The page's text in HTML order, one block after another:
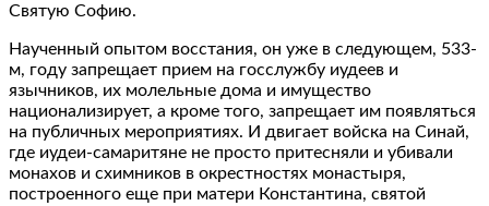
Святую Софию.
Наученный опытом восстания, он уже в следующем, 533-
м, году запрещает прием на госслужбу иудеев и
язычников, их молельные дома и имущество
национализирует, а кроме того, запрещает им появляться
на публичных мероприятиях. И двигает войска на Синай,
где иудеи-самаритяне не просто притесняли и убивали
монахов и схимников в окрестностях монастыря,
построенного еще при матери Константина, святой